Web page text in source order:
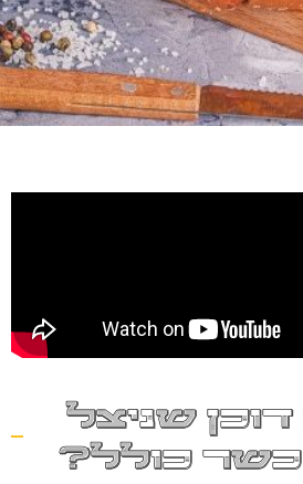
שניצל
כולל?